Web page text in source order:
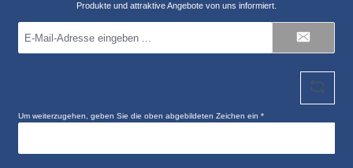
Produkte und attraktive Angebote von uns informiert.
Mail-
Um weiterzugehen, geben Sie die oben abgebildeten Zeichen ein*